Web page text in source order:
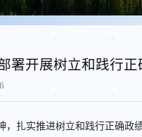
署开展树立和践行
，扎实推进树立和践行正确政